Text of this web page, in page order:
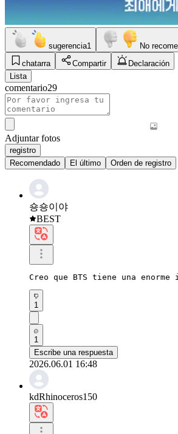
sugerencia1 No
chatarra
Compartir
Declaración
Lista
comentario29
Adjuntar fotos
registro
Recomendado
El último Orden de registro
숑숑이야
BEST
Creo que BTS tiene una
1
1
Escribe una respuesta
2026.06.01 16:48
kdRhinoceros150